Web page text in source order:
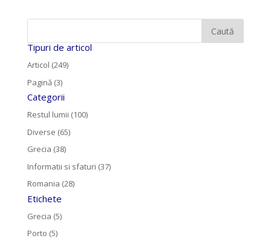
Tipuri de articol
Articol (249)
Pagină (3)
Categorii
Restul lumii (100)
Diverse (65)
Grecia (38)
Informatii si sfaturi (37)
Romania (28)
Etichete
Grecia (5)
Porto (5)